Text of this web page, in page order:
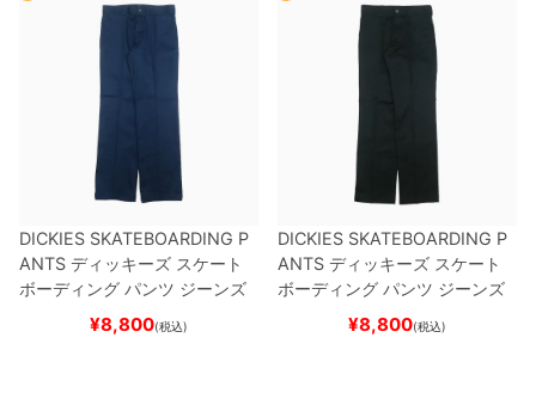
DICKIES SKATEBOARDING P
ANTS ディッキーズ スケート
ボーディング パンツ ジーンズ
SLIM FIT 30 LENGTH
スケートボード スケボ
¥8,800(税込)
DICKIES SKATEBOARDING P
ANTS ディッキーズ スケート
ボーディング パンツ ジーンズ
SLIM FIT 30 LENGTH
スケートボード スケボー
¥8,800(税込)